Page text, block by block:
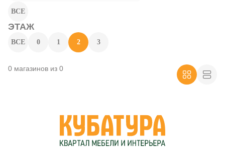
ВСЕ
ЭТАЖ
ВСЕ 0 1 2 3
0 магазинов из 0